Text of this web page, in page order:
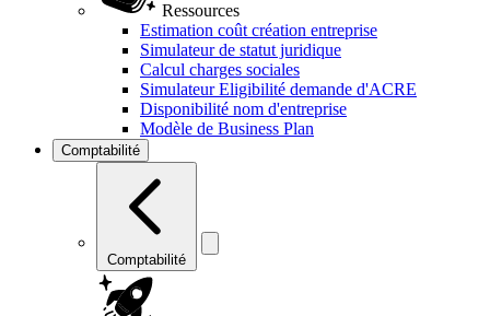
Ressources
Estimation coût création entreprise
Simulateur de statut juridique
Calcul charges sociales
Simulateur Eligibilité demande d'ACRE
Disponibilité nom d'entreprise
Modèle de Business Plan
Comptabilité
Comptabilité